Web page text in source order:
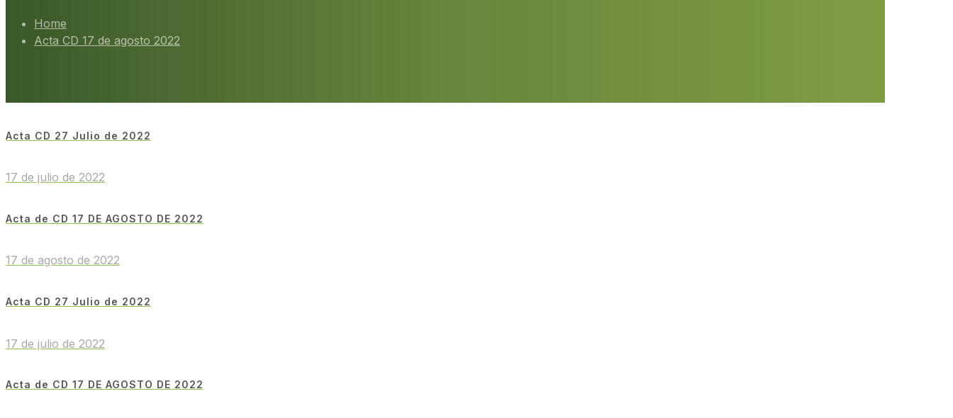
Home
Acta CD 17 de agosto 2022
Acta CD 27 Julio de 2022
17 de julio de 2022
Acta de CD 17 DE AGOSTO DE 2022
17 de agosto de 2022
Acta CD 27 Julio de 2022
17 de julio de 2022
Acta de CD 17 DE AGOSTO DE 2022